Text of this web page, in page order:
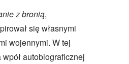
z bronią,
się własnymi
wojennymi. W tej
autobiograficznej